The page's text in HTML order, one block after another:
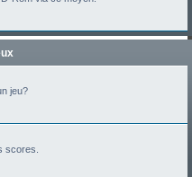
jeu?
scores.